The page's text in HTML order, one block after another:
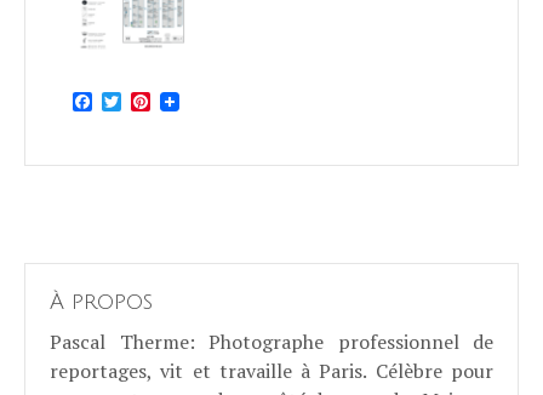
Facebook
TwitterPinterest
À propos
Pascal Therme: Photographe professionnel de
reportages, vit et travaille à Paris. Célèbre pour